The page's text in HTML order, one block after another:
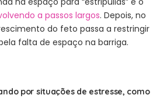
a passos largos. Depois, no
do feto passa a restringir
falta de espaço na barriga.
por situações de estresse, como